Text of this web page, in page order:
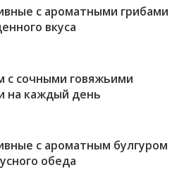
с ароматными грибами
вкуса
с сочными говяжьими
на каждый день
с ароматным булгуром
обеда